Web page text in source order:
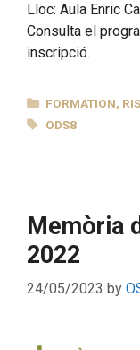
Lloc: Aula Enric
Consulta el
inscripció.
CATEGORIES
FORMATION,
TAGS
ODS8
Memòria
2022
24/05/2023 by